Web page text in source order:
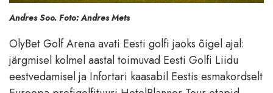
Andres Soo. Foto: Andres Mets
OlyBet Golf Arena avati Eesti golfi jaoks õigel ajal:
järgmisel kolmel aastal toimuvad Eesti Golfi Liidu
eestvedamisel ja Infortari kaasabil Eestis esmakordselt